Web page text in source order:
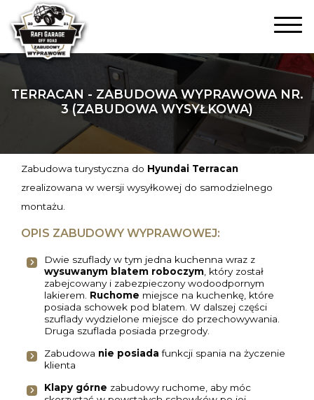
TERRACAN - ZABUDOWA WYPRAWOWA NR.
3 (ZABUDOWA WYSYŁKOWA)
Zabudowa turystyczna do Hyundai Terracan
zrealizowana w wersji wysyłkowej do samodzielnego
montażu.
OPIS ZABUDOWY WYPRAWOWEJ:
Dwie szuflady w tym jedna kuchenna wraz z
wysuwanym blatem roboczym , który został
zabejcowany i zabezpieczony wodoodpornym
lakierem. Ruchome miejsce na kuchenkę, które
posiada schowek pod blatem. W dalszej części
szuflady wydzielone miejsce do przechowywania.
Druga szuflada posiada przegrody.
Zabudowa nie posiada funkcji spania na życzenie
klienta
Klapy górne zabudowy ruchome, aby móc